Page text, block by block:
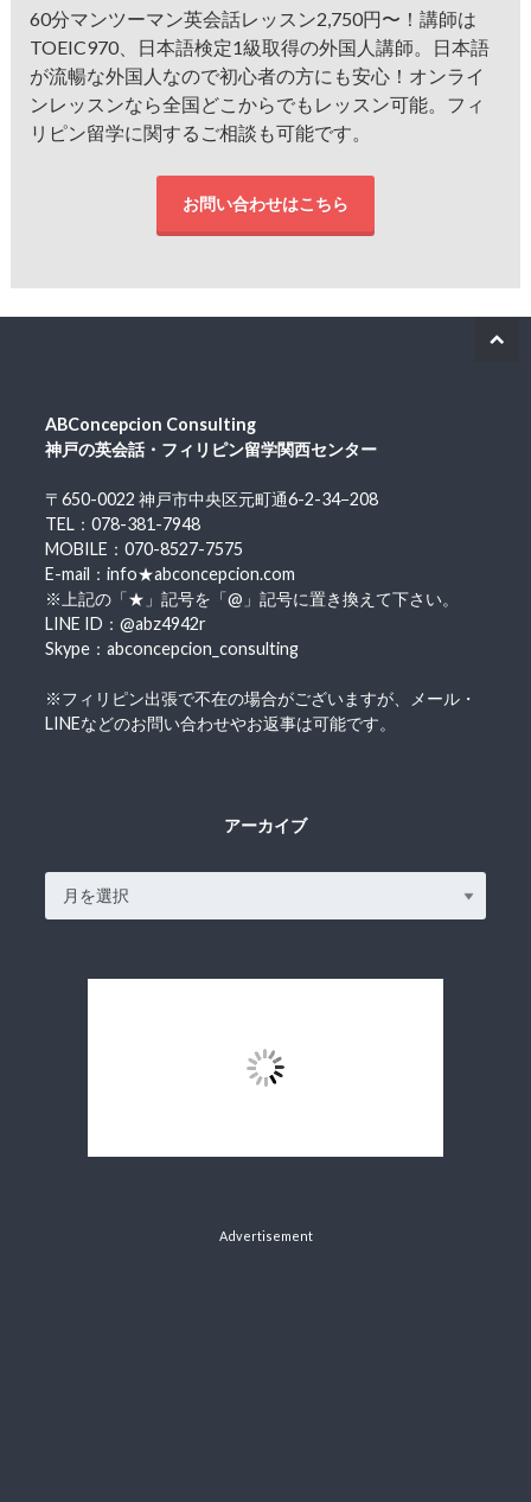
60分マンツーマン英会話レッスン2,750円〜！講師は
TOEIC970、日本語検定1級取得の外国人講師。日本語
が流暢な外国人なので初心者の方にも安心！オンライ
ンレッスンなら全国どこからでもレッスン可能。フィ
リピン留学に関するご相談も可能です。
お問い合わせはこちら
ABConcepcion Consulting
神戸の英会話・フィリピン留学関西センター
〒650-0022 神戸市中央区元町通6-2-34−208
TEL：078-381-7948
MOBILE：070-8527-7575
E-mail：info★abconcepcion.com
※上記の「★」記号を「@」記号に置き換えて下さい。
LINE ID：@abz4942r
Skype：abconcepcion_consulting
※フィリピン出張で不在の場合がございますが、メール・
LINEなどのお問い合わせやお返事は可能です。
アーカイブ
Advertisement